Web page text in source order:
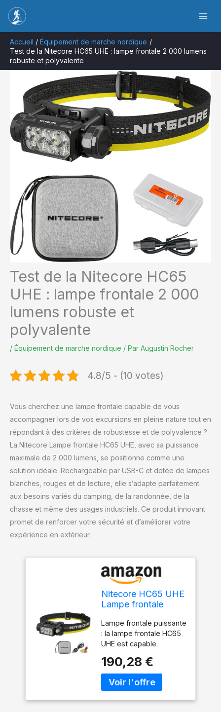
contenu
Accueil
Équipement de marche nordique
Test de la Nitecore HC65 UHE : lampe frontale 2 000 lumens
robuste et polyvalente
Test de la Nitecore HC65
UHE : lampe frontale 2 000
lumens robuste et
polyvalente
/ Équipement de marche nordique / Par Augustin Rocher
4.8/5 - (10 votes)
Vous cherchez une lampe frontale capable de vous
accompagner lors de vos excursions en pleine nature tout en
répondant à des critères de robustesse et de polyvalence ?
La Nitecore Lampe frontale HC65 UHE, avec sa puissance
maximale de 2 000 lumens, se positionne comme une
solution idéale. Rechargeable par USB-C et dotée de lampes
blanches, rouges et de lecture, elle s’adapte parfaitement
aux besoins variés du camping, de la randonnée, de la
chasse et même des usages industriels. Ce produit innovant
promet de renforcer votre sécurité et d’améliorer votre
expérience en extérieur.
Nitecore HC65 UHE
Lampe frontale
métal robuste
rechargeable USB-C
avec lampes de
lecture blanches,
rouges et pour le
camping, la
randonnée, la
chasse et les travaux
Lampe frontale puissante
: la lampe frontale HC65
UHE est capable
avec une distance
maximale de faisceau de
220 m. Triple sortie
190,28 €
Rechercher